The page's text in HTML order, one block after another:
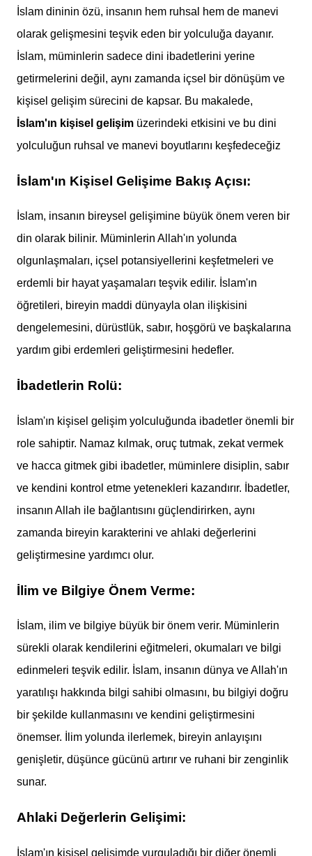
İslam dininin özü, insanın hem ruhsal hem de manevi
olarak gelişmesini teşvik eden bir yolculuğa dayanır.
İslam, müminlerin sadece dini ibadetlerini yerine
getirmelerini değil, aynı zamanda içsel bir dönüşüm ve
kişisel gelişim sürecini de kapsar. Bu makalede,
İslam'ın kişisel gelişim üzerindeki etkisini ve bu dini
yolculuğun ruhsal ve manevi boyutlarını keşfedeceğiz
İslam'ın Kişisel Gelişime Bakış Açısı:
İslam, insanın bireysel gelişimine büyük önem veren bir
din olarak bilinir. Müminlerin Allah'ın yolunda
olgunlaşmaları, içsel potansiyellerini keşfetmeleri ve
erdemli bir hayat yaşamaları teşvik edilir. İslam'ın
öğretileri, bireyin maddi dünyayla olan ilişkisini
dengelemesini, dürüstlük, sabır, hoşgörü ve başkalarına
yardım gibi erdemleri geliştirmesini hedefler.
İbadetlerin Rolü:
İslam'ın kişisel gelişim yolculuğunda ibadetler önemli bir
role sahiptir. Namaz kılmak, oruç tutmak, zekat vermek
ve hacca gitmek gibi ibadetler, müminlere disiplin, sabır
ve kendini kontrol etme yetenekleri kazandırır. İbadetler,
insanın Allah ile bağlantısını güçlendirirken, aynı
zamanda bireyin karakterini ve ahlaki değerlerini
geliştirmesine yardımcı olur.
İlim ve Bilgiye Önem Verme:
İslam, ilim ve bilgiye büyük bir önem verir. Müminlerin
sürekli olarak kendilerini eğitmeleri, okumaları ve bilgi
edinmeleri teşvik edilir. İslam, insanın dünya ve Allah'ın
yaratılışı hakkında bilgi sahibi olmasını, bu bilgiyi doğru
bir şekilde kullanmasını ve kendini geliştirmesini
önemser. İlim yolunda ilerlemek, bireyin anlayışını
genişletir, düşünce gücünü artırır ve ruhani bir zenginlik
sunar.
Ahlaki Değerlerin Gelişimi:
İslam'ın kişisel gelişimde vurguladığı bir diğer önemli